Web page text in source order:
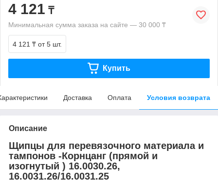
4 121 ₸
Минимальная сумма заказа на сайте — 30 000 ₸
4 121 ₸ от 5 шт.
Купить
Доставка Оплата Условия возврата
Описание
Щипцы для перевязочного материала и
тампонов -Корнцанг (прямой и
изогнутый ) 16.0030.26,
16.0031.26/16.0031.25